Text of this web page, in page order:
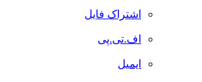
اشتراک فایل
اف.تی.پی
ایمیل